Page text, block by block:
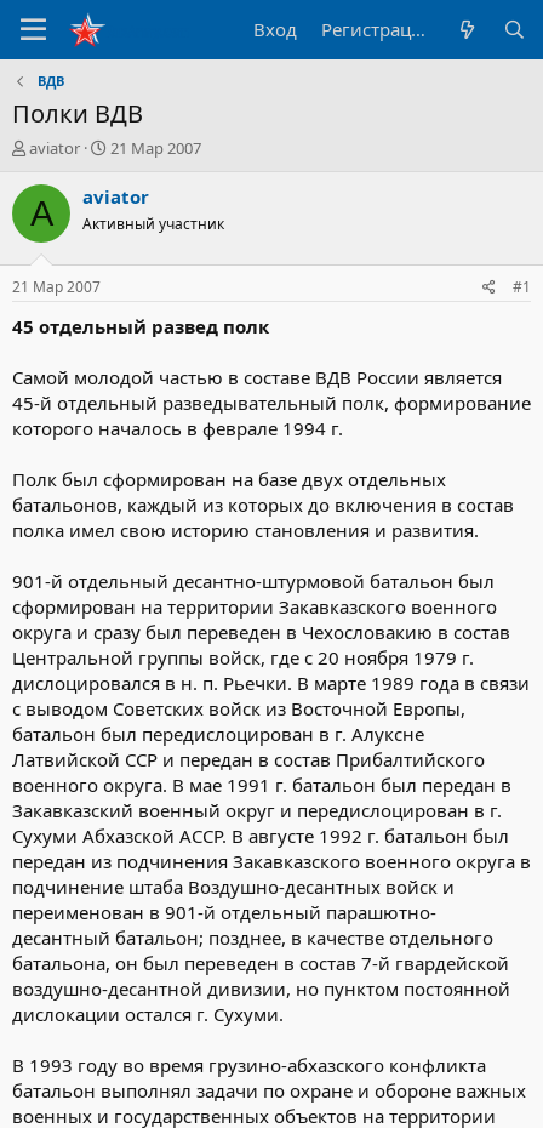
Вход Регистрация
ВДВ
Полки ВДВ
А
т
о
р
е
м
ы
aviator
Д
т
н
л
21 Мар 2007
A aviator
Активный участник
21 Мар 2007 #1
45 отдельный развед полк
Самой молодой частью в составе ВДВ России является
45-й отдельный разведывательный полк, формирование
которого началось в феврале 1994 г.
Полк был сформирован на базе двух отдельных
батальонов, каждый из которых до включения в состав
полка имел свою историю становления и развития.
901-й отдельный десантно-штурмовой батальон был
сформирован на территории Закавказского военного
округа и сразу был переведен в Чехословакию в состав
Центральной группы войск, где с 20 ноября 1979 г.
дислоцировался в н. п. Рьечки. В марте 1989 года в связи
с выводом Советских войск из Восточной Европы,
батальон был передислоцирован в г. Алуксне
Латвийской ССР и передан в состав Прибалтийского
военного округа. В мае 1991 г. батальон был передан в
Закавказский военный округ и передислоцирован в г.
Сухуми Абхазской АССР. В августе 1992 г. батальон был
передан из подчинения Закавказского военного округа в
подчинение штаба Воздушно-десантных войск и
переименован в 901-й отдельный парашютно-
десантный батальон; позднее, в качестве отдельного
батальона, он был переведен в состав 7-й гвардейской
воздушно-десантной дивизии, но пунктом постоянной
дислокации остался г. Сухуми.
В 1993 году во время грузино-абхазского конфликта
батальон выполнял задачи по охране и обороне важных
военных и государственных объектов на территории